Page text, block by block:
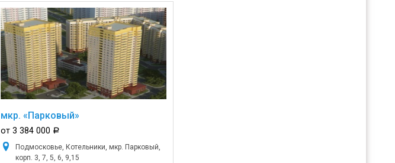
мкр. «Парковый»
от 3 384 000 a
Подмосковье, Котельники, мкр. Парковый,
корп. 3, 7, 5, 6, 9,15